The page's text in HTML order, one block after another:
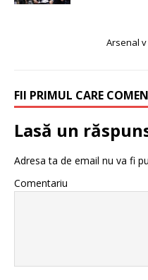
Arsenal
FII PRIMUL CARE
Lasă un
Adresa ta de email nu va fi
Comentariu